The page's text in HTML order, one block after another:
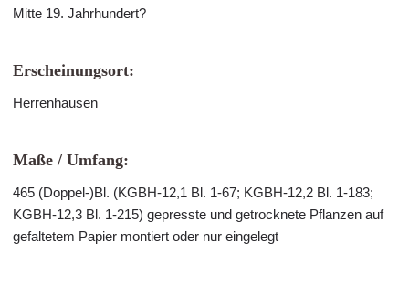
Mitte 19. Jahrhundert?
Erscheinungsort:
Herrenhausen
Maße / Umfang:
465 (Doppel-)Bl. (KGBH-12,1 Bl. 1-67; KGBH-12,2 Bl. 1-183;
KGBH-12,3 Bl. 1-215) gepresste und getrocknete Pflanzen auf
gefaltetem Papier montiert oder nur eingelegt